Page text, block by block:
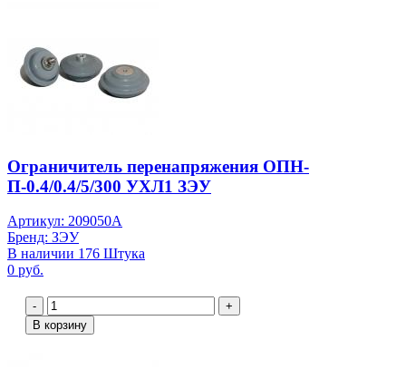
Ограничитель перенапряжения ОПН-
П-0.4/0.4/5/300 УХЛ1 ЗЭУ
Артикул: 209050А
Бренд: ЗЭУ
В наличии 176 Штука
0 руб.
-
+
В корзину